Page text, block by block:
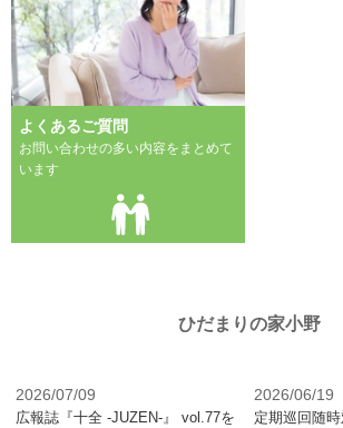
よくあるご質問
お問い合わせの多い内容をまとめて
います
ひだまりの家小野
2026/07/09
広報誌『十全 -JUZEN-』 vol.77を
2026/06/19
定期巡回随